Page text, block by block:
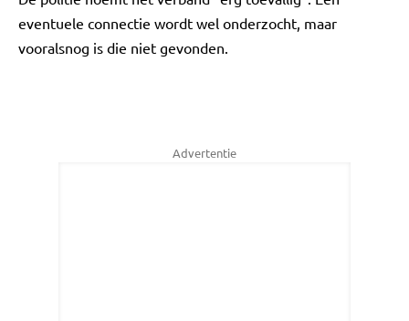
eventuele connectie wordt wel onderzocht, maar
vooralsnog is die niet gevonden.
Advertentie